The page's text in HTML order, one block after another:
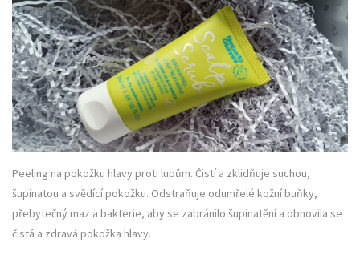
Peeling na pokožku hlavy proti lupům. Čistí a zklidňuje suchou,
šupinatou a svědící pokožku. Odstraňuje odumřelé kožní buňky,
přebytečný maz a bakterie, aby se zabránilo šupinatění a obnovila se
čistá a zdravá pokožka hlavy.